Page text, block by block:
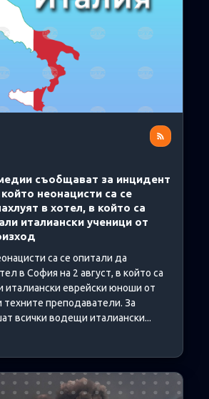
съобщават за инцидент
неонацисти са се
в хотел, в който са
италиански ученици от
са се опитали да
в София на 2 август, в който са
италиански еврейски юноши от
преподаватели. За
всички водещи италиански...